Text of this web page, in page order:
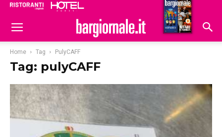
Hoteldomani
Home Tag PulyCAFF
Tag: pulyCAFF